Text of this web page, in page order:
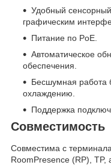
Удобный
графическим
Питание по PoE.
Автоматическое
обеспечения.
Бесшумная работа
охлаждению.
Поддержка
Совместимость
Совместима с
RoomPresence (RP), TP,